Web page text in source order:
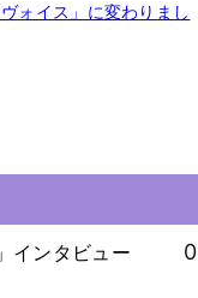
イス」に変わりまし
インタビュー
0